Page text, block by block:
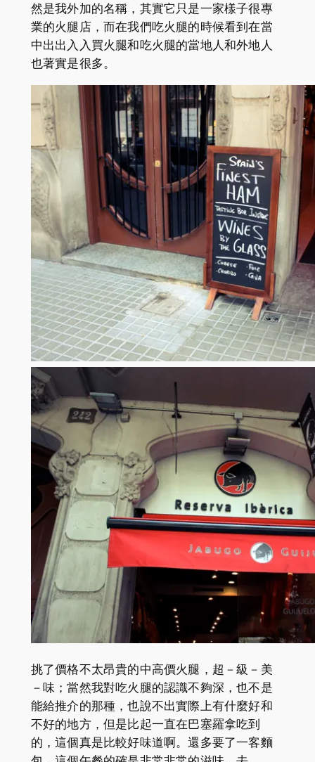
然是我外加的名稱，其實它只是一家樣子很專
業的火腿店，而在我們吃火腿的時候看到在當
中出出入入買火腿和吃火腿的當地人和外地人
也著實是很多。
挑了價格不太昂貴的中高價火腿，超－級－美
－味；當然我對吃火腿的認識不夠深，也不是
能給推介的那種，也說不出實際上有什麼好和
不好的地方，但是比起一直在巴塞羅拿吃到
的，這個真是比較好味道啊。還多要了一客麵